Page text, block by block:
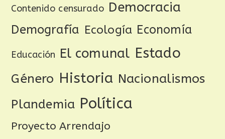
Contenido censurado Democracia
Demografía Ecología Economía
Educación El comunal Estado
Género Historia Nacionalismos
Plandemia Política
Proyecto Arrendajo